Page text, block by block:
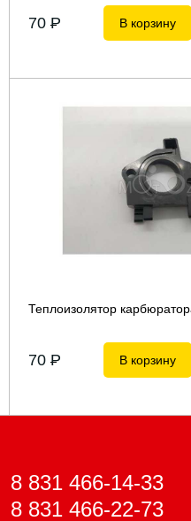
70 P В корзину
Теплоизолятор
70 P В корзину
8 831 466-14-33
8 831 466-22-73